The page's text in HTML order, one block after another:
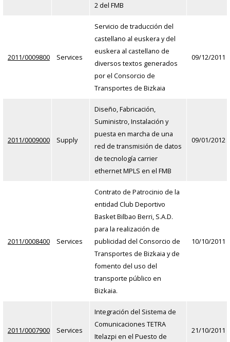
2 del FMB
2011/0009800 Services
Servicio de traducción del
castellano al euskera y del
euskera al castellano de
diversos textos generados
por el Consorcio de
Transportes de Bizkaia
09/12/2011
2011/0009000 Supply
Diseño, Fabricación,
Suministro, Instalación y
puesta en marcha de una
red de transmisión de datos
de tecnología carrier
ethernet MPLS en el FMB
09/01/2012
2011/0008400 Services
Contrato de Patrocinio de la
entidad Club Deportivo
Basket Bilbao Berri, S.A.D.
para la realización de
publicidad del Consorcio de
Transportes de Bizkaia y de
fomento del uso del
transporte público en
Bizkaia.
10/10/2011
2011/0007900 Services
Integración del Sistema de
Comunicaciones TETRA
Itelazpi en el Puesto de
21/10/2011